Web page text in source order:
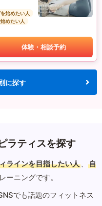
始めたい人
めたい人
体験・相談予約
に探す
ラティスを探す
ラインを目指したい人 、
自
ーニングです。
でも話題のフィットネス